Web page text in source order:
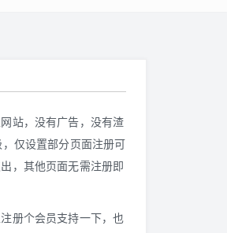
站，没有广告，没有渣
仅设置部分页面注册可
，其他页面无需注册即
册个会员支持一下，也